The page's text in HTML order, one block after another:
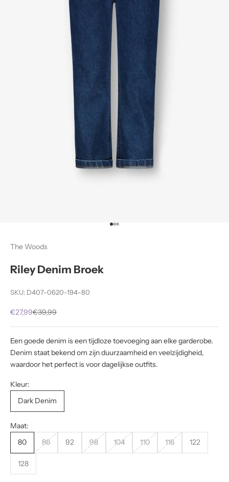
Naar artikel 1
Naar artikel 2
Naar artikel 3
The Woods
Riley Denim Broek
SKU: D407-0620-194-80
Aanbiedingsprijs
€27,99Normale prijs
€39,99
Een goede denim is een tijdloze toevoeging aan elke garderobe.
Denim staat bekend om zijn duurzaamheid en veelzijdigheid,
waardoor het perfect is voor dagelijkse outfits.
Kleur:
Dark Denim
Maat:
80
86 92 98 104 110 116 122
128